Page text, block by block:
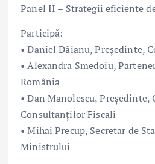
Panel II – Strategii eficiente
Participă:
• Daniel Dăianu, Președinte,
• Alexandra Smedoiu,
România
• Dan Manolescu, Președinte,
Consultanților Fiscali
• Mihai Precup, Secretar de
Ministrului